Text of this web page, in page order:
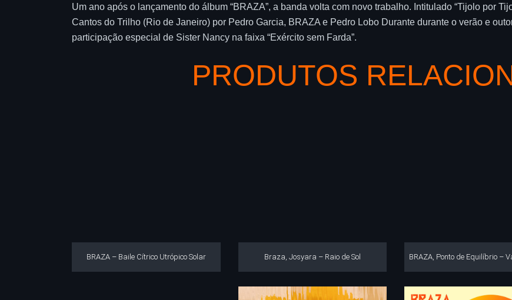
Um ano após o lançamento do álbum “BRAZA”, a banda volta com novo trabalho. Intitulado “Tijolo por
Cantos do Trilho (Rio de Janeiro) por Pedro Garcia, BRAZA e Pedro Lobo Durante durante o verão e
participação especial de Sister Nancy na faixa “Exército sem Farda”.
PRODUTOS
BRAZA – Baile Cítrico Utrópico Solar Braza, Josyara – Raio de Sol BRAZA, Ponto de Equilíbrio –